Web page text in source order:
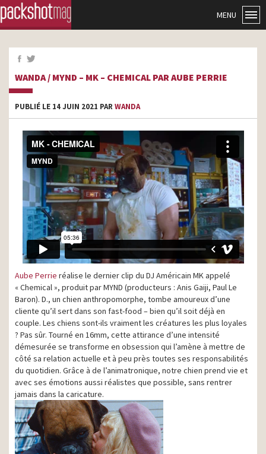
MENU
WANDA / MYND – MK – CHEMICAL PAR AUBE PERRIE
PUBLIÉ LE 14 JUIN 2021 PARWANDA
Aube Perrie réalise le dernier clip du DJ Américain MK appelé
« Chemical », produit par MYND (producteurs : Anis Gaiji, Paul Le
Baron). D., un chien anthropomorphe, tombe amoureux d’une
cliente qu’il sert dans son fast-food – bien qu’il soit déjà en
couple. Les chiens sont-ils vraiment les créatures les plus loyales
? Pas sûr. Tourné en 16mm, cette attirance d’une intensité
démesurée se transforme en obsession qui l’amène à mettre de
côté sa relation actuelle et à peu près toutes ses responsabilités
du quotidien. Grâce à de l’animatronique, notre chien prend vie et
avec ses émotions aussi réalistes que possible, sans rentrer
jamais dans la caricature.